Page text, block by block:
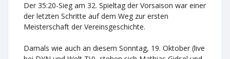
Der 35:20-Sieg am 32. Spieltag der Vorsaison war einer
der letzten Schritte auf dem Weg zur ersten
Meisterschaft der Vereinsgeschichte.
Damals wie auch an diesem Sonntag, 19. Oktober (live